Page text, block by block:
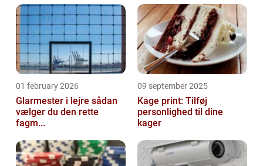
01 february 2026
Glarmester i lejre sådan
vælger du den rette
fagm...
09 september 2025
Kage print: Tilføj
personlighed til dine
kager